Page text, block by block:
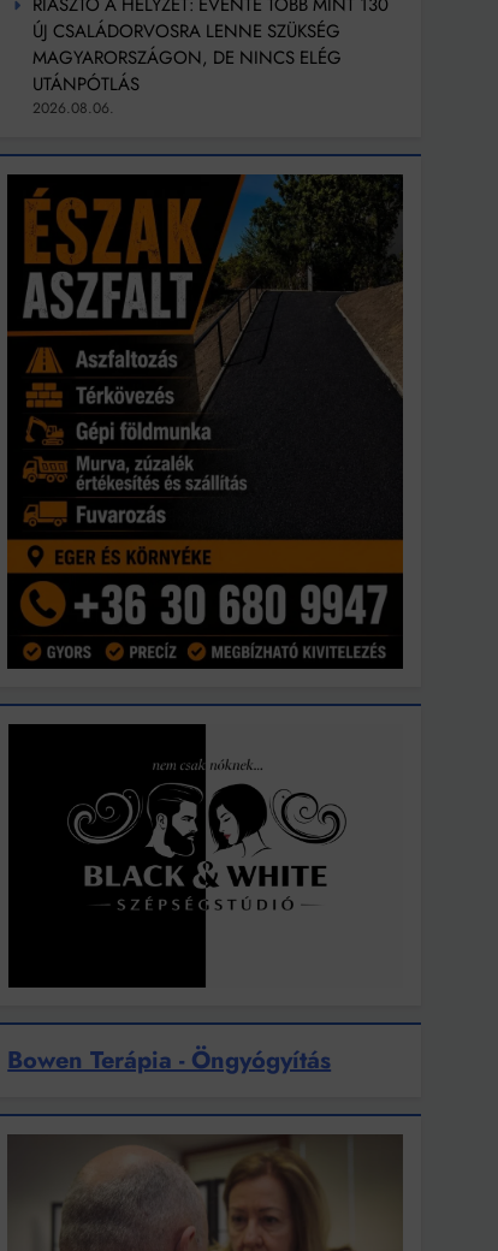
ÚJ CSALÁDORVOSRA LENNE SZÜKSÉG
MAGYARORSZÁGON, DE NINCS ELÉG
UTÁNPÓTLÁS
2026.08.06.
Bowen Terápia - Öngyógyítás